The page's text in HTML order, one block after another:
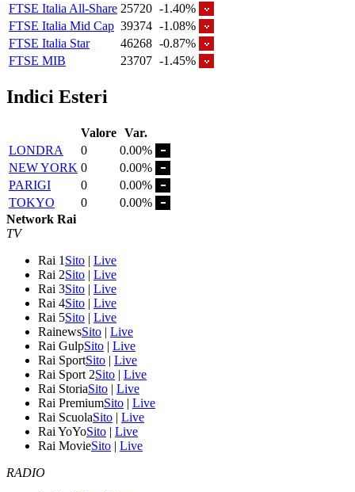
FTSE Italia All-Share 25720 -1.40%
FTSE Italia Mid Cap 39374 -1.08%
FTSE Italia Star
46268 -0.87%
FTSE MIB
23707 -1.45%
Indici Esteri
Valore Var.
LONDRA
0
0.00%
NEW YORK 0
0.00%
PARIGI
0
0.00%
TOKYO
0
0.00%
Network Rai
TV
Rai 1 Sito | Live
Rai 2Sito | Live
Rai 3Sito | Live
Rai 4Sito | Live
Rai 5Sito | Live
RainewsSito | Live
Rai GulpSito | Live
Rai SportSito | Live
Rai Sport 2Sito | Live
Rai StoriaSito | Live
Rai PremiumSito | Live
Rai ScuolaSito | Live
Rai YoYoSito | Live
Rai MovieSito | Live
RADIO